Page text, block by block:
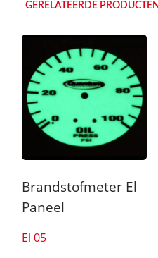
GERELATEERDE PRODUCTEN
Brandstofmeter El
Paneel
El 05